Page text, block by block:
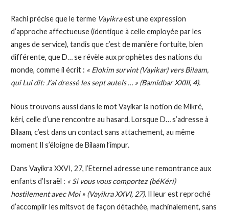
Rachi précise que le terme Vayikraest une expression
d’approche affectueuse (identique à celle employée par les
anges de service), tandis que c’est de manière fortuite, bien
différente, que D… se révèle aux prophètes des nations du
monde, comme il écrit : « Elokim survint (Vayikar) vers Bilaam,
qui Lui dit: J’ai dressé les sept autels … » (Bamidbar XXIII, 4).
Nous trouvons aussi dans le mot Vayikar la notion de Mikré,
kéri, celle d’une rencontre au hasard. Lorsque D… s’adresse à
Bilaam, c’est dans un contact sans attachement, au même
moment Il s’éloigne de Bilaam l’impur.
Dans Vayikra XXVI, 27, l’Eternel adresse une remontrance aux
enfants d’Israël : « Si vous vous comportez (béKéri)
hostilement avec Moi » (Vayikra XXVI, 27).
Il leur est reproché
d’accomplir les mitsvot de façon détachée, machinalement, sans